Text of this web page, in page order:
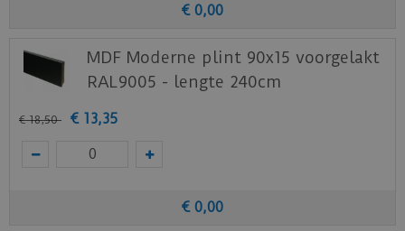
€ 0,00
MDF Moderne plint 90x15 voorgelakt
RAL9005 - lengte 240cm
€ 18,50 € 13,35
€ 0,00